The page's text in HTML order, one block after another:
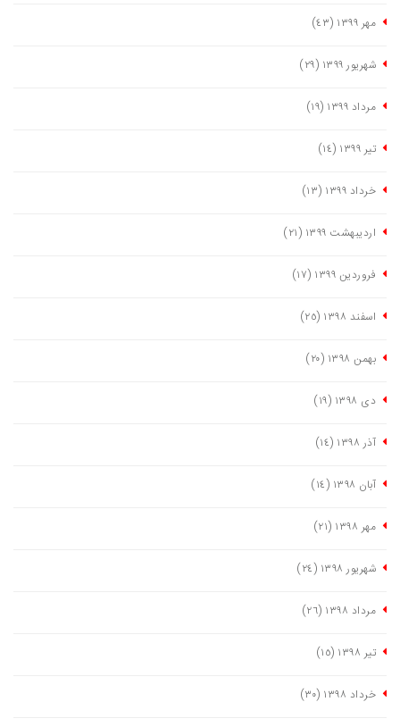
مهر ١٣٩٩ (٤٣)
شهریور ١٣٩٩ (٢٩)
مرداد ١٣٩٩ (١٩)
تیر ١٣٩٩ (١٤)
خرداد ١٣٩٩ (١٣)
اردیبهشت ١٣٩٩ (٢١)
فروردین ١٣٩٩ (١٧)
اسفند ١٣٩٨ (٢٥)
بهمن ١٣٩٨ (٢٠)
دی ١٣٩٨ (١٩)
آذر ١٣٩٨ (١٤)
آبان ١٣٩٨ (١٤)
مهر ١٣٩٨ (٢١)
شهریور ١٣٩٨ (٢٤)
مرداد ١٣٩٨ (٢٦)
تیر ١٣٩٨ (١٥)
خرداد ١٣٩٨ (٣٠)